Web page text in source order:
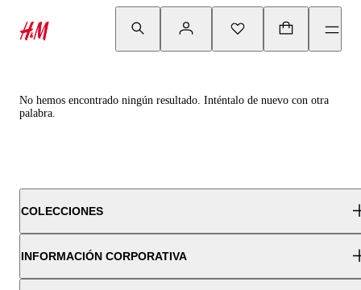
No hemos encontrado ningún resultado. Inténtalo de nuevo con otra
palabra.
COLECCIONES
INFORMACIÓN CORPORATIVA